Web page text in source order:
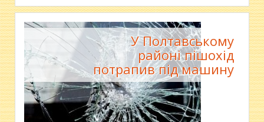
У Полтавському
районі пішохід
потрапив під машину